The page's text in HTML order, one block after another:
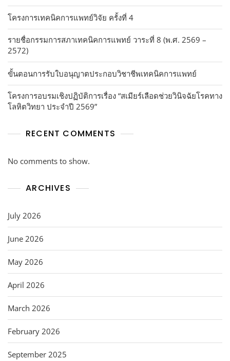
โครงการเทคนิคการแพทย์วิจัย ครั้งที่ 4
รายชื่อกรรมการสภาเทคนิคการแพทย์ วาระที่ 8 (พ.ศ. 2569 –
2572)
ขั้นตอนการรับใบอนุญาตประกอบวิชาชีพเทคนิคการแพทย์
โครงการอบรมเชิงปฏิบัติการเรื่อง “สเมียร์เลือดช่วยวินิจฉัยโรคทาง
โลหิตวิทยา ประจำปี 2569”
RECENT COMMENTS
No comments to show.
ARCHIVES
July 2026
June 2026
May 2026
April 2026
March 2026
February 2026
September 2025